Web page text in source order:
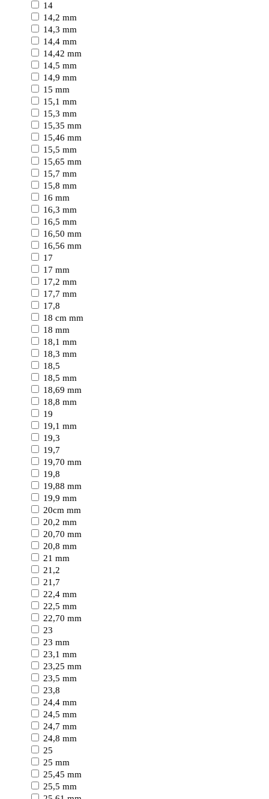
14
14,2 mm
14,3 mm
14,4 mm
14,42 mm
14,5 mm
14,9 mm
15 mm
15,1 mm
15,3 mm
15,35 mm
15,46 mm
15,5 mm
15,65 mm
15,7 mm
15,8 mm
16 mm
16,3 mm
16,5 mm
16,50 mm
16,56 mm
17
17 mm
17,2 mm
17,7 mm
17,8
18 cm mm
18 mm
18,1 mm
18,3 mm
18,5
18,5 mm
18,69 mm
18,8 mm
19
19,1 mm
19,3
19,7
19,70 mm
19,8
19,88 mm
19,9 mm
20cm mm
20,2 mm
20,70 mm
20,8 mm
21 mm
21,2
21,7
22,4 mm
22,5 mm
22,70 mm
23
23 mm
23,1 mm
23,25 mm
23,5 mm
23,8
24,4 mm
24,5 mm
24,7 mm
24,8 mm
25
25 mm
25,45 mm
25,5 mm